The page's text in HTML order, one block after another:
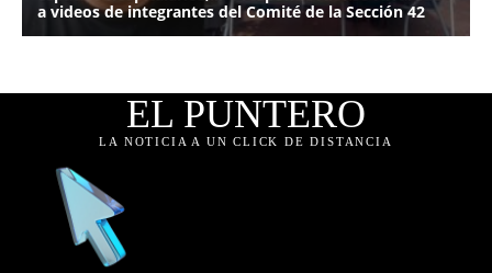
EL PUNTERO
LA NOTICIA A UN CLICK DE DISTANCIA